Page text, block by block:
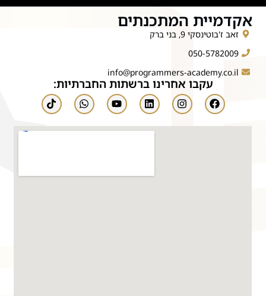
אקדמיית המתכנתים
זאב ז'בוטינסקי 9, בני ברק
050-5782009
info@programmers-academy.co.il
עקבו אחרינו ברשתות החברתיות: